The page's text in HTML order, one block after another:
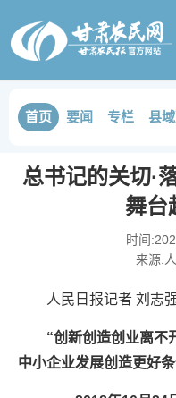
首页 要闻 专栏 县
总书记的关切·
舞台
时间:
来源:
人民日报记者 刘志
“创新创造创业离不
中小企业发展创造更好